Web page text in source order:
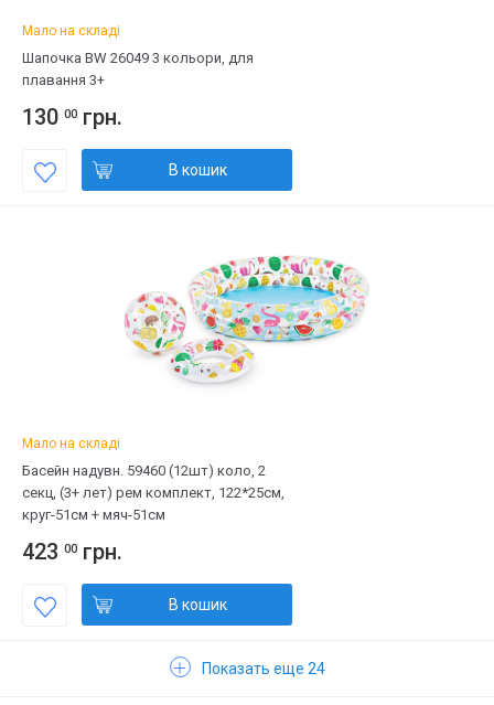
Мало на складі
Шапочка BW 26049 3 кольори, для
плавання 3+
130 00 грн.
В кошик
Мало на складі
Басейн надувн. 59460 (12шт) коло, 2
секц, (3+ лет) рем комплект, 122*25см,
круг-51см + мяч-51см
423 00 грн.
В кошик
Показать еще 24